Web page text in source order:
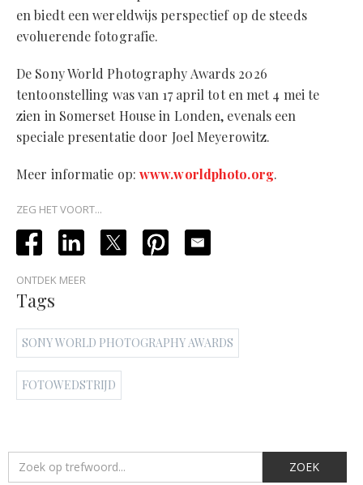
en biedt een wereldwijs perspectief op de steeds
evoluerende fotografie.
De Sony World Photography Awards 2026
tentoonstelling was van 17 april tot en met 4 mei te
zien in Somerset House in Londen, evenals een
speciale presentatie door Joel Meyerowitz.
Meer informatie op: www.worldphoto.org.
ZEG HET VOORT...
ONTDEK MEER
Tags
SONY WORLD PHOTOGRAPHY AWARDS
FOTOWEDSTRIJD